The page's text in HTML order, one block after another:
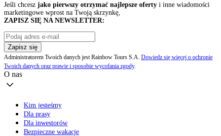
Jeśli chcesz jako pierwszy otrzymać najlepsze oferty i inne wiadomości
marketingowe wprost na Twoją skrzynkę,
ZAPISZ SIĘ NA NEWSLETTER:
Zapisz się
Administratorem Twoich danych jest Rainbow Tours S.A. Dowiedz się więcej o ochronie
Twoich danych oraz prawie i sposobie wycofania zgody.
O nas
Kim jesteśmy
Dla prasy
Dla inwestorów
Bezpieczne wakacje